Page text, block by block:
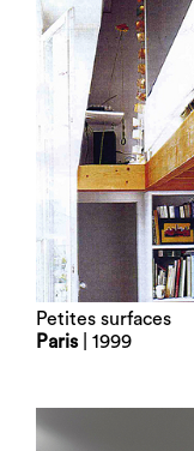
Petites surfaces
Paris| 1999